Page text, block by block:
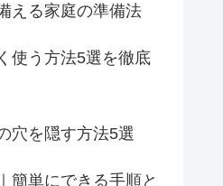
える家庭の準備法
使う方法5選を徹底
穴を隠す方法5選
簡単にできる手順と